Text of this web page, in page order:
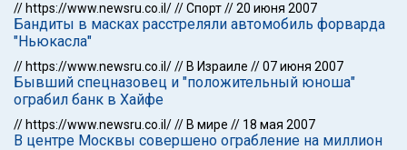
// https://www.newsru.co.il///Спорт//20 июня 2007
Бандиты в масках расстреляли автомобиль форварда
"Ньюкасла"
// https://www.newsru.co.il/// В Израиле //07 июня 2007
Бывший спецназовец и "положительный юноша"
ограбил банк в Хайфе
// https://www.newsru.co.il/// В мире // 18 мая 2007
В центре Москвы совершено ограбление на миллион